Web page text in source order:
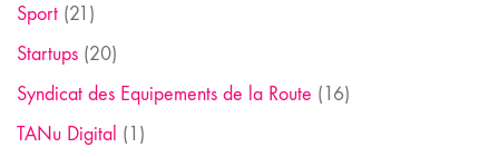
Sport (21)
Startups (20)
Syndicat des Equipements de la Route (16)
TANu Digital (1)